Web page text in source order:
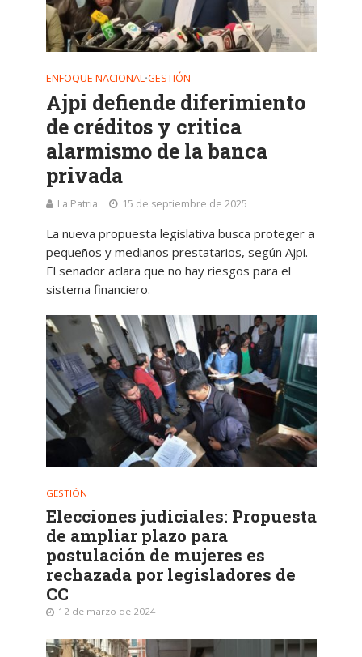
ENFOQUE NACIONAL•GESTIÓN
Ajpi defiende diferimiento
de créditos y critica
alarmismo de la banca
privada
La Patria 15 de septiembre de 2025
La nueva propuesta legislativa busca proteger a
pequeños y medianos prestatarios, según Ajpi.
El senador aclara que no hay riesgos para el
sistema financiero.
GESTIÓN
Elecciones judiciales: Propuesta
de ampliar plazo para
postulación de mujeres es
rechazada por legisladores de
CC
12 de marzo de 2024